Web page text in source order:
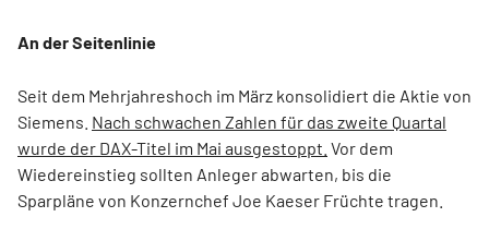
An der Seitenlinie
Seit dem Mehrjahreshoch im März konsolidiert die Aktie von
Siemens. Nach schwachen Zahlen für das zweite Quartal
wurde der DAX-Titel im Mai ausgestoppt. Vor dem
Wiedereinstieg sollten Anleger abwarten, bis die
Sparpläne von Konzernchef Joe Kaeser Früchte tragen.